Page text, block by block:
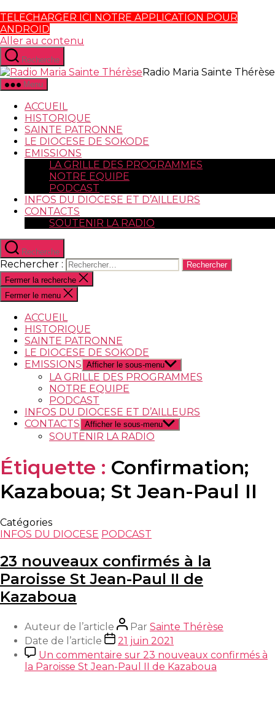
TELECHARGER ICI NOTRE APPLICATION POUR
ANDROID
Aller au contenu
Recherche
Radio Maria Sainte Thérèse
Menu
ACCUEIL
HISTORIQUE
SAINTE PATRONNE
LE DIOCESE DE SOKODE
EMISSIONS
LA GRILLE DES PROGRAMMES
NOTRE EQUIPE
PODCAST
INFOS DU DIOCESE ET D’AILLEURS
CONTACTS
SOUTENIR LA RADIO
Recherche
Rechercher :
Fermer la recherche
Fermer le menu
ACCUEIL
HISTORIQUE
SAINTE PATRONNE
LE DIOCESE DE SOKODE
EMISSIONS Afficher le sous-menu
LA GRILLE DES PROGRAMMES
NOTRE EQUIPE
PODCAST
INFOS DU DIOCESE ET D’AILLEURS
CONTACTS Afficher le sous-menu
SOUTENIR LA RADIO
Étiquette : Confirmation;
Kazaboua; St Jean-Paul II
Catégories
INFOS DU DIOCESE PODCAST
23 nouveaux confirmés à la
Paroisse St Jean-Paul II de
Kazaboua
Auteur de l’article Par Sainte Thérèse
Date de l’article
21 juin 2021
Un commentaire sur 23 nouveaux confirmés à
la Paroisse St Jean-Paul II de Kazaboua